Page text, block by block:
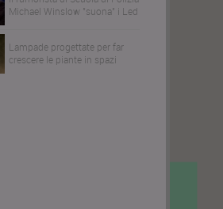
Michael Winslow "suona" i Led
Lampade progettate per far
crescere le piante in spazi